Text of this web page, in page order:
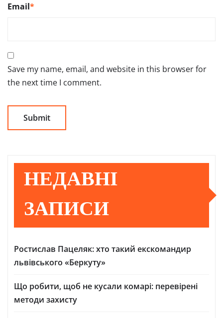
Email*
Save my name, email, and website in this browser for
the next time I comment.
НЕДАВНІ
ЗАПИСИ
Ростислав Пацеляк: хто такий екскомандир
львівського «Беркуту»
Що робити, щоб не кусали комарі: перевірені
методи захисту